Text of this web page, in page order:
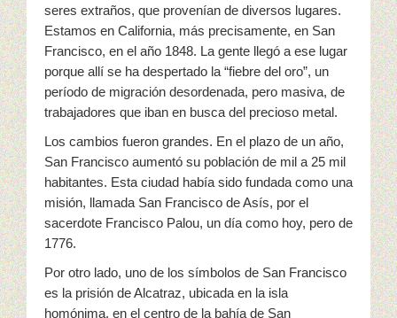
seres extraños, que provenían de diversos lugares.
Estamos en California, más precisamente, en San
Francisco, en el año 1848. La gente llegó a ese lugar
porque allí se ha despertado la “fiebre del oro”, un
período de migración desordenada, pero masiva, de
trabajadores que iban en busca del precioso metal.
Los cambios fueron grandes. En el plazo de un año,
San Francisco aumentó su población de mil a 25 mil
habitantes. Esta ciudad había sido fundada como una
misión, llamada San Francisco de Asís, por el
sacerdote Francisco Palou, un día como hoy, pero de
1776.
Por otro lado, uno de los símbolos de San Francisco
es la prisión de Alcatraz, ubicada en la isla
homónima, en el centro de la bahía de San